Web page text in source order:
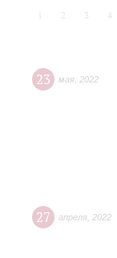
2 3 4
23 мая 2022
27 апреля 2022